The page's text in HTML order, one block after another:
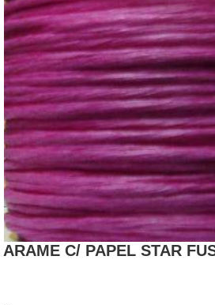
ARAME C/ PAPEL STAR